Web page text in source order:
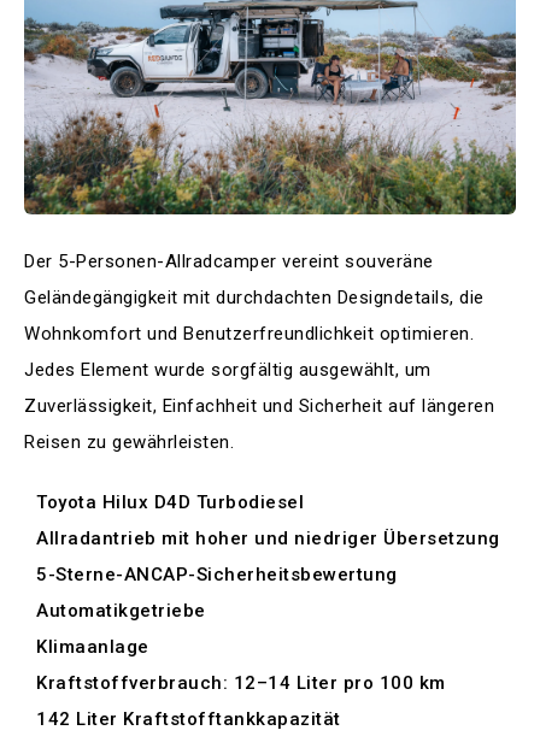
Der 5-Personen-Allradcamper vereint souveräne
Geländegängigkeit mit durchdachten Designdetails, die
Wohnkomfort und Benutzerfreundlichkeit optimieren.
Jedes Element wurde sorgfältig ausgewählt, um
Zuverlässigkeit, Einfachheit und Sicherheit auf längeren
Reisen zu gewährleisten.
Toyota Hilux D4D Turbodiesel
Allradantrieb mit hoher und niedriger Übersetzung
5-Sterne-ANCAP-Sicherheitsbewertung
Automatikgetriebe
Klimaanlage
Kraftstoffverbrauch: 12–14 Liter pro 100 km
142 Liter Kraftstofftankkapazität